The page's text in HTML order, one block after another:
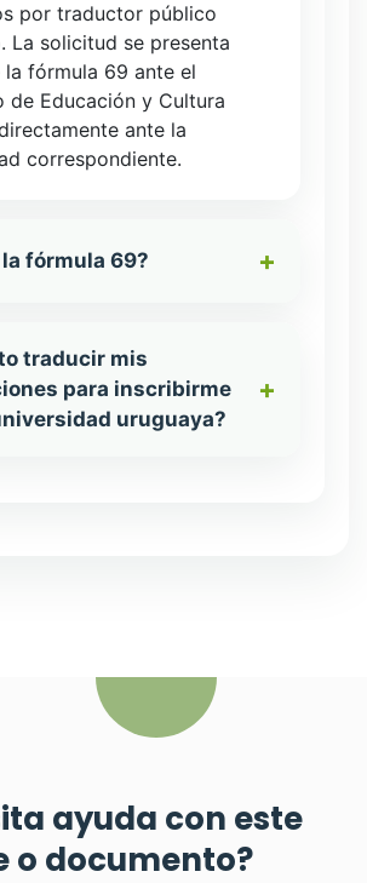
por traductor público
La solicitud se presenta
la fórmula 69 ante el
de Educación y Cultura
ante la
correspondiente.
la fórmula 69?
traducir mis
para inscribirme
uruguaya?
ayuda con este
o documento?